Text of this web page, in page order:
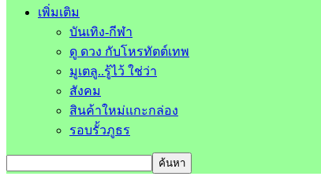
เพิ่มเติม
บันเทิง-กีฬา
ดู ดวง กับโหรทัตต์เทพ
มูเตลู..รู้ไว้ ใช่ว่า
สังคม
สินค้าใหม่แกะกล่อง
รอบรั้วภูธร